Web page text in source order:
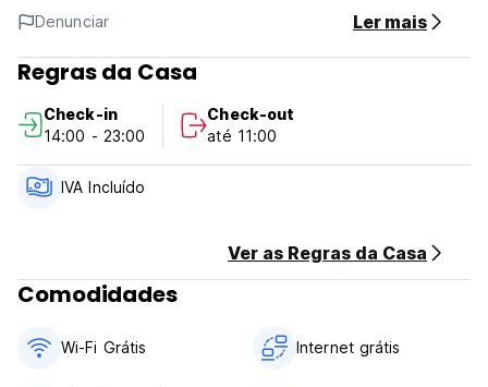
turismo 24 horas.
As nossas instalações incluem:
Receção 24 horas, serviço de lavandaria, Wi-Fi gratuito,
sala de estar, cacifos nos quartos e depósito de bagagem
Em Fatima Beach queremos promover o relaxamento e a
diversão na costa das Caraíbas colombianas
Políticas e condições do Fatima Beach:
Política de cancelamento: 7 dias antes da chegada.
Esta propriedade pode pré-autorizar o seu cartão antes da
Em caso de não comparência ou cancelamento tardio, será
Check-in das 14:00 às 23:00
Check out: 11:00 AM.
Denunciar Ler mais
Regras da Casa
Check-in
14:00 - 23:00
Check-out
até 11:00
IVA Incluído
Ver as Regras da Casa
Comodidades
Wi-Fi Grátis Internet grátis